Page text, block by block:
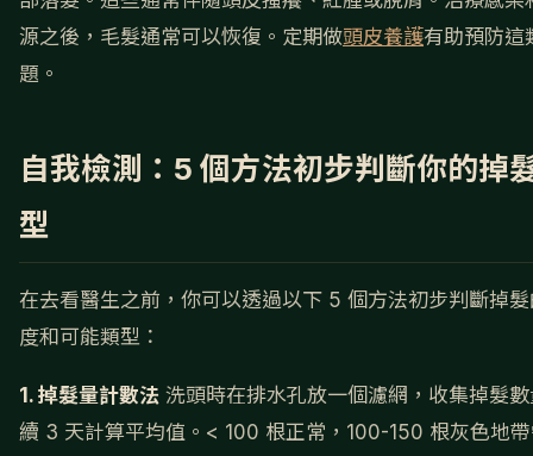
源之後，毛髮通常可以恢復。定期做頭皮養護有助預防這
題。
自我檢測：5 個方法初步判斷你的掉
型
在去看醫生之前，你可以透過以下 5 個方法初步判斷掉
度和可能類型：
1. 掉髮量計數法 洗頭時在排水孔放一個濾網，收集掉髮
續 3 天計算平均值。< 100 根正常，100-150 根灰色地